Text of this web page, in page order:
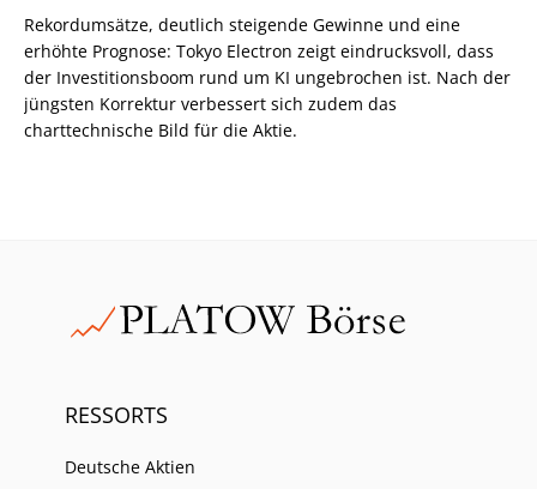
Rekordumsätze, deutlich steigende Gewinne und eine
erhöhte Prognose: Tokyo Electron zeigt eindrucksvoll, dass
der Investitionsboom rund um KI ungebrochen ist. Nach der
jüngsten Korrektur verbessert sich zudem das
charttechnische Bild für die Aktie.
RESSORTS
Deutsche Aktien